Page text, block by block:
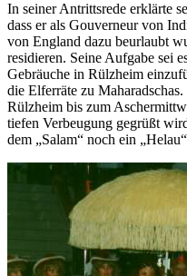
In seiner Antrittsrede erklärte
dass er als Gouverneur von
von England dazu beurlaubt
residieren. Seine Aufgabe sei
Gebräuche in Rülzheim
die Elferräte zu
Rülzheim bis zum
tiefen Verbeugung gegrüßt
dem „Salam“ noch ein